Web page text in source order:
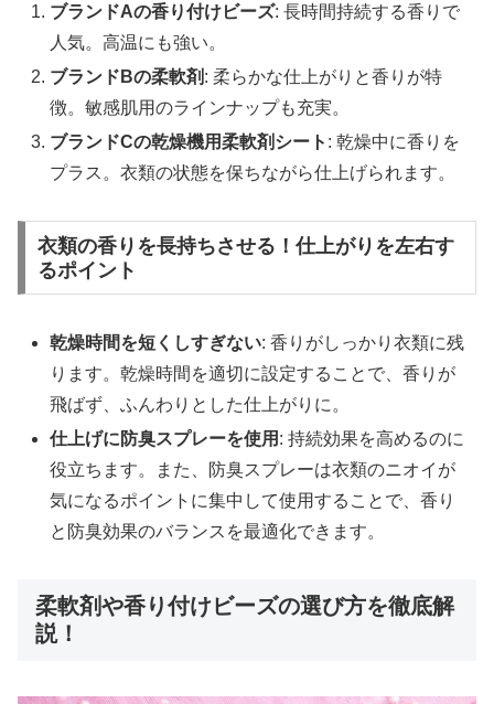
ブランドAの香り付けビーズ: 長時間持続する香りで
人気。高温にも強い。
ブランドBの柔軟剤 : 柔らかな仕上がりと香りが特
徴。敏感肌用のラインナップも充実。
ブランドCの乾燥機用柔軟剤シート : 乾燥中に香りを
プラス。衣類の状態を保ちながら仕上げられます。
衣類の香りを長持ちさせる！仕上がりを左右す
るポイント
乾燥時間を短くしすぎない: 香りがしっかり衣類に残
ります。乾燥時間を適切に設定することで、香りが
飛ばず、ふんわりとした仕上がりに。
仕上げに防臭スプレーを使用 : 持続効果を高めるのに
役立ちます。また、防臭スプレーは衣類のニオイが
気になるポイントに集中して使用することで、香り
と防臭効果のバランスを最適化できます。
柔軟剤や香り付けビーズの選び方を徹底解
説！